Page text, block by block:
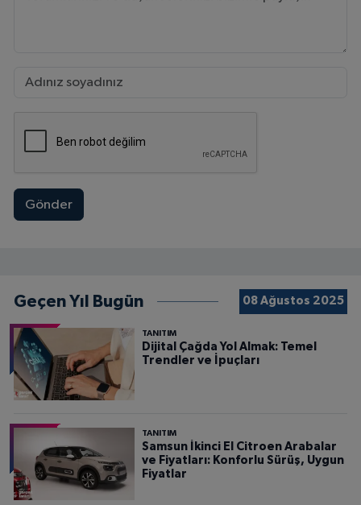
Gönder
Geçen Yıl Bugün 08 Ağustos 2025
TANITIM
Dijital Çağda Yol Almak: Temel
Trendler ve İpuçları
TANITIM
Samsun İkinci El Citroen Arabalar
ve Fiyatları: Konforlu Sürüş, Uygun
Fiyatlar